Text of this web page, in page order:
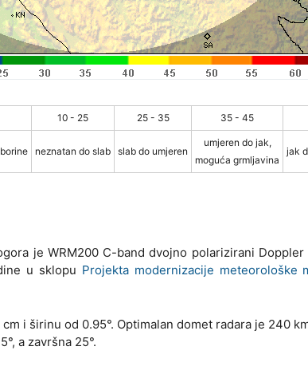
10 - 25 25 - 35 35 - 45
neznatan do slab slab do umjeren
umjeren do jak,
moguća grmljavina
jak
je WRM200 C-band dvojno polarizirani Doppler
u sklopu Projekta modernizacije meteorološke
i širinu od 0.95°. Optimalan domet radara je 240
a završna 25°.